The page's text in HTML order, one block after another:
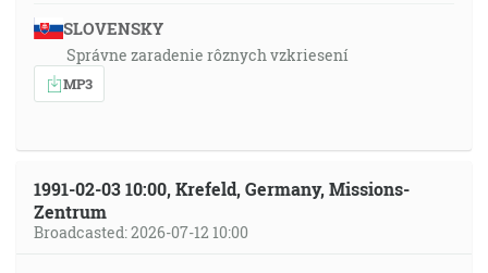
SLOVENSKY
Správne zaradenie rôznych vzkriesení
MP3
1991-02-03 10:00, Krefeld, Germany, Missions-
Zentrum
Broadcasted: 2026-07-12 10:00